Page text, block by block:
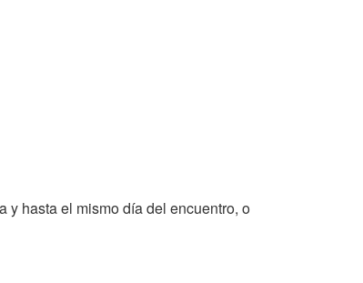
y hasta el mismo día del encuentro, o